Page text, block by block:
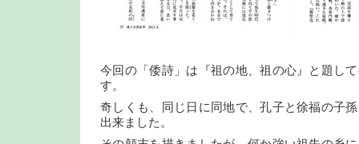
今回の「倭詩」は『祖の地、祖の心』と題し
す。
奇しくも、同じ日に同地で、孔子と徐福の子
出来ました。